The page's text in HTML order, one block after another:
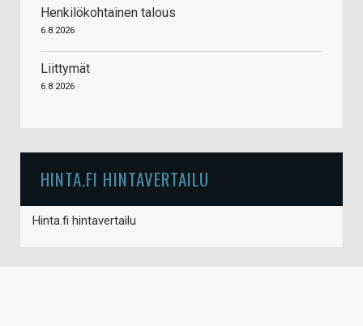
Henkilökohtainen talous
6.8.2026
Liittymät
6.8.2026
HINTA.FI HINTAVERTAILU
Hinta.fi hintavertailu